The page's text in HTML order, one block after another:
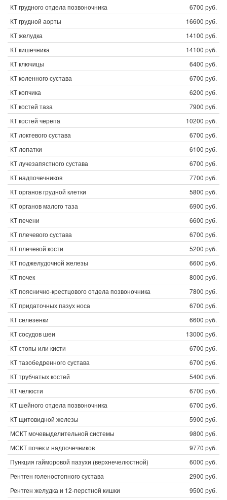
КТ грудного отдела позвоночника
6700 руб.
КТ грудной аорты
16600 руб.
КТ желудка
14100 руб.
КТ кишечника
14100 руб.
КТ ключицы
6400 руб.
КТ коленного сустава
6700 руб.
КТ копчика
6200 руб.
КТ костей таза
7900 руб.
КТ костей черепа
10200 руб.
КТ локтевого сустава
6700 руб.
КТ лопатки
6100 руб.
КТ лучезапястного сустава
6700 руб.
КТ надпочечников
7700 руб.
КТ органов грудной клетки
5800 руб.
КТ органов малого таза
6900 руб.
КТ печени
6600 руб.
КТ плечевого сустава
6700 руб.
КТ плечевой кости
5200 руб.
КТ поджелудочной железы
6600 руб.
КТ почек
8000 руб.
КТ пояснично-крестцового отдела позвоночника
7800 руб.
КТ придаточных пазух носа
6700 руб.
КТ селезенки
6600 руб.
КТ сосудов шеи
13000 руб.
КТ стопы или кисти
6700 руб.
КТ тазобедренного сустава
6700 руб.
КТ трубчатых костей
5400 руб.
КТ челюсти
6700 руб.
КТ шейного отдела позвоночника
6700 руб.
КТ щитовидной железы
5900 руб.
МСКТ мочевыделительной системы
9800 руб.
МСКТ почек и надпочечников
9770 руб.
Пункция гайморовой пазухи (верхнечелюстной)
6000 руб.
Рентген голеностопного сустава
2900 руб.
Рентген желудка и 12-перстной кишки
9500 руб.